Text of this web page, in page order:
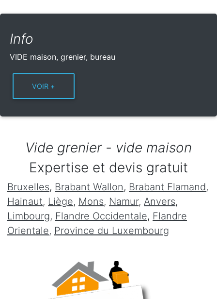
Info
VIDE maison, grenier, bureau
Vide grenier - vide maison
Expertise et devis gratuit
Bruxelles, Brabant Wallon, Brabant Flamand,
Hainaut, Liège, Mons, Namur, Anvers,
Limbourg, Flandre Occidentale, Flandre
Orientale, Province du Luxembourg